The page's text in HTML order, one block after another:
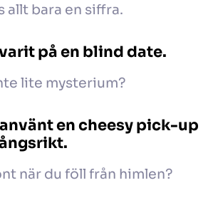
allt bara en siffra.
på en blind date.
lite mysterium?
en cheesy pick-up
när du föll från himlen?